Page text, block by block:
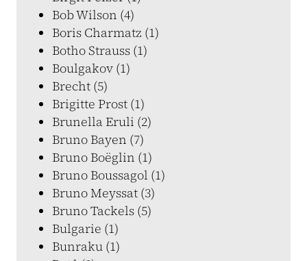
Bob Wilson (4)
Boris Charmatz (1)
Botho Strauss (1)
Boulgakov (1)
Brecht (5)
Brigitte Prost (1)
Brunella Eruli (2)
Bruno Bayen (7)
Bruno Boëglin (1)
Bruno Boussagol (1)
Bruno Meyssat (3)
Bruno Tackels (5)
Bulgarie (1)
Bunraku (1)